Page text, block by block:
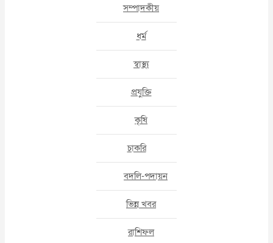
সম্পাদকীয়
ধর্ম
স্বাস্থ্য
প্রযুক্তি
কৃষি
চাকরি
বদলি-পদায়ন
ভিন্ন খবর
রাশিফল